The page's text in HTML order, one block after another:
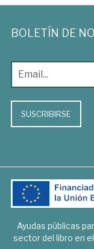
BOLETÍN DE
SUSCRIBIRSE
Ayudas públicas
sector del libro en